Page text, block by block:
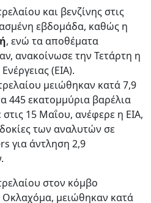
και βενζίνης στις
εβδομάδα, καθώς η
, ενώ τα αποθέματα
ανακοίνωσε την Τετάρτη η
(EIA).
μειώθηκαν κατά 7,9
445 εκατομμύρια βαρέλια
15 Μαΐου, ανέφερε η EIA,
των αναλυτών σε
για άντληση 2,9
στον κόμβο
Οκλαχόμα, μειώθηκαν κατά